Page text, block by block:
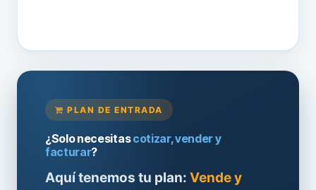
PLAN DE ENTRADA
¿Solo necesitascotizar, vender y
facturar?
Aquí tenemos tu plan: Vende y